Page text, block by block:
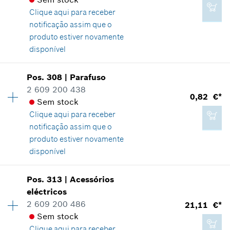
fabricante incluindo IVA
Adicionar ao carrinho das compras
8,06 €*
*Recomendação de preço não vinculativa do
fabricante incluindo IVA
Adicionar ao carrinho das compras
Indicar na apresentação
4,83 €*
*Recomendação de preço não vinculativa do
fabricante incluindo IVA
Adicionar ao carrinho das compras
Clique aqui para receber
notificação assim que o
produto estiver novamente
disponível
Disponibilidade 1
Grupo de preço
Informações de peças sobressalentes
Comprovante de aplicação
Indicar na apresentação
2,87 €*
*Recomendação de preço não vinculativa do
fabricante incluindo IVA
Pos.308 | Parafuso
2 609 200 438
Sem stock
Clique aqui para receber
notificação assim que o
produto estiver novamente
disponível
0,82 €*
Disponibilidade 2
Grupo de preço
Informações de peças sobressalentes
Comprovante de aplicação
Pos.313 |Acessórios
eléctricos
2 609 200 486
Sem stock
21,11 €*